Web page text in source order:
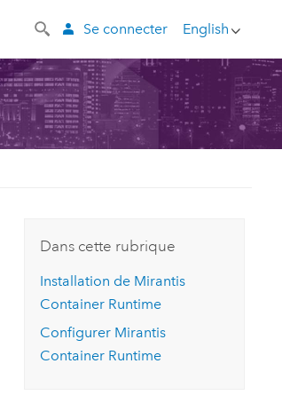
English
Se connecter
Dans cette rubrique
Installation de Mirantis
Container Runtime
Configurer Mirantis
Container Runtime